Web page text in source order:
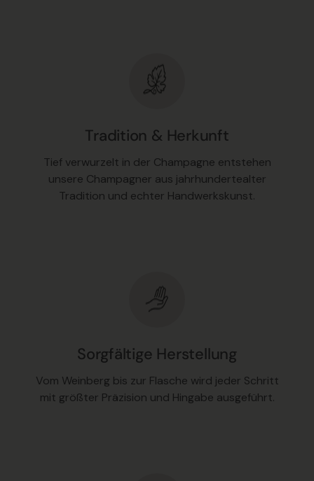
Tradition & Herkunft
Tief verwurzelt in der Champagne entstehen
unsere Champagner aus jahrhundertealter
Tradition und echter Handwerkskunst.
Sorgfältige Herstellung
Vom Weinberg bis zur Flasche wird jeder Schritt
mit größter Präzision und Hingabe ausgeführt.